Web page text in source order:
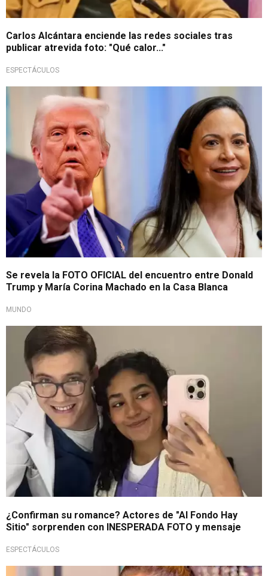
Carlos Alcántara enciende las redes sociales tras
publicar atrevida foto: "Qué calor..."
ESPECTÁCULOS
Foto del primer encuentro
Se revela la FOTO OFICIAL del encuentro entre Donald
Trump y María Corina Machado en la Casa Blanca
MUNDO
¿Nació el amor?
¿Confirman su romance? Actores de "Al Fondo Hay
Sitio" sorprenden con INESPERADA FOTO y mensaje
ESPECTÁCULOS